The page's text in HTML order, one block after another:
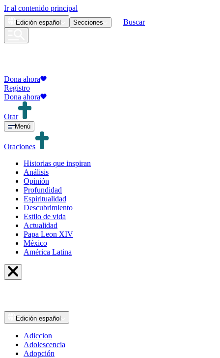
Ir al contenido principal
Edición español Secciones Buscar
Dona ahora
Registro
Dona ahora
Orar
Menú
Oraciones
Historias que inspiran
Análisis
Opinión
Profundidad
Espiritualidad
Descubrimiento
Estilo de vida
Actualidad
Papa Leon XIV
México
América Latina
Edición español
Adiccion
Adolescencia
Adopción